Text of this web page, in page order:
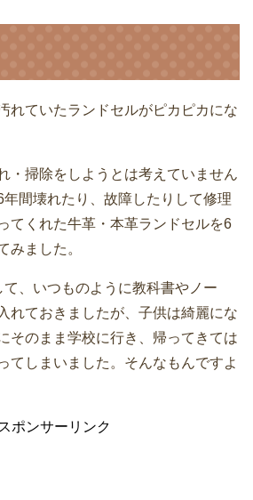
れていたランドセルがピカピカにな
・掃除をしようとは考えていません
間壊れたり、故障したりして修理
てくれた牛革・本革ランドセルを6
みました。
、いつものように教科書やノー
れておきましたが、子供は綺麗にな
そのまま学校に行き、帰ってきては
てしまいました。そんなもんですよ
スポンサーリンク